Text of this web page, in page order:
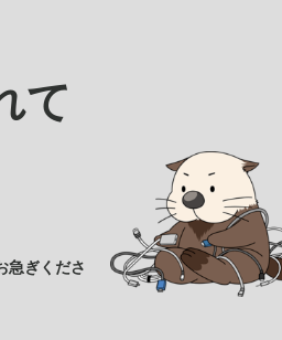
て
急ぎくださ